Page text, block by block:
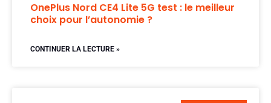
OnePlus Nord CE4 Lite 5G test : le meilleur
choix pour l’autonomie ?
CONTINUER LA LECTURE »